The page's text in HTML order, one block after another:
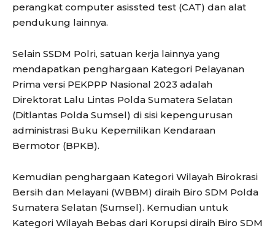
perangkat computer asissted test (CAT) dan alat
pendukung lainnya.
Selain SSDM Polri, satuan kerja lainnya yang
mendapatkan penghargaan Kategori Pelayanan
Prima versi PEKPPP Nasional 2023 adalah
Direktorat Lalu Lintas Polda Sumatera Selatan
(Ditlantas Polda Sumsel) di sisi kepengurusan
administrasi Buku Kepemilikan Kendaraan
Bermotor (BPKB).
Kemudian penghargaan Kategori Wilayah Birokrasi
Bersih dan Melayani (WBBM) diraih Biro SDM Polda
Sumatera Selatan (Sumsel). Kemudian untuk
Kategori Wilayah Bebas dari Korupsi diraih Biro SDM